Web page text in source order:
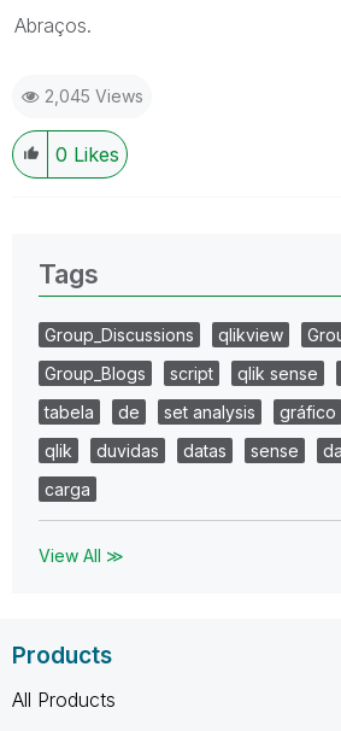
Abraços.
2,045 Views
0 Likes
Tags
Group_Discussions qlikview
Group_Blogs
script qlik sense
tabela
de set analysis gráfico
qlik
duvidas datas sense
carga
View All ≫
Products
All Products